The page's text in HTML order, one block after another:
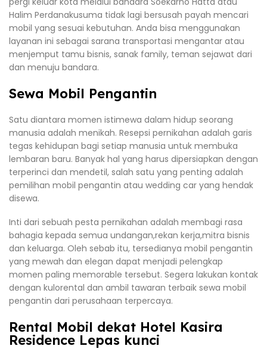
Halim Perdanakusuma tidak lagi bersusah payah mencari
mobil yang sesuai kebutuhan. Anda bisa menggunakan
layanan ini sebagai sarana transportasi mengantar atau
menjemput tamu bisnis, sanak family, teman sejawat dari
dan menuju bandara.
Sewa Mobil Pengantin
Satu diantara momen istimewa dalam hidup seorang
manusia adalah menikah. Resepsi pernikahan adalah garis
tegas kehidupan bagi setiap manusia untuk membuka
lembaran baru. Banyak hal yang harus dipersiapkan dengan
terperinci dan mendetil, salah satu yang penting adalah
pemilihan mobil pengantin atau wedding car yang hendak
disewa.
Inti dari sebuah pesta pernikahan adalah membagi rasa
bahagia kepada semua undangan,rekan kerja,mitra bisnis
dan keluarga. Oleh sebab itu, tersedianya mobil pengantin
yang mewah dan elegan dapat menjadi pelengkap
momen paling memorable tersebut. Segera lakukan kontak
dengan kulorental dan ambil tawaran terbaik sewa mobil
pengantin dari perusahaan terpercaya.
Rental Mobil dekat Hotel Kasira
Residence Lepas kunci